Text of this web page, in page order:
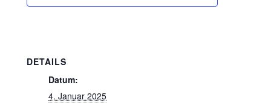
DETAILS
Datum:
4. Januar 2025